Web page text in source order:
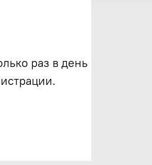
раз в день